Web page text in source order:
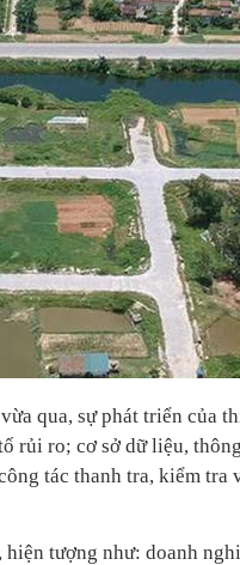
qua, sự phát triển của
rủi ro; cơ sở dữ liệu,
tác thanh tra, kiểm tra
tượng như: doanh